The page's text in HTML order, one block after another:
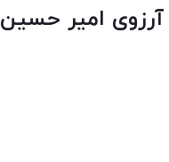
آرزوی امیر حسین